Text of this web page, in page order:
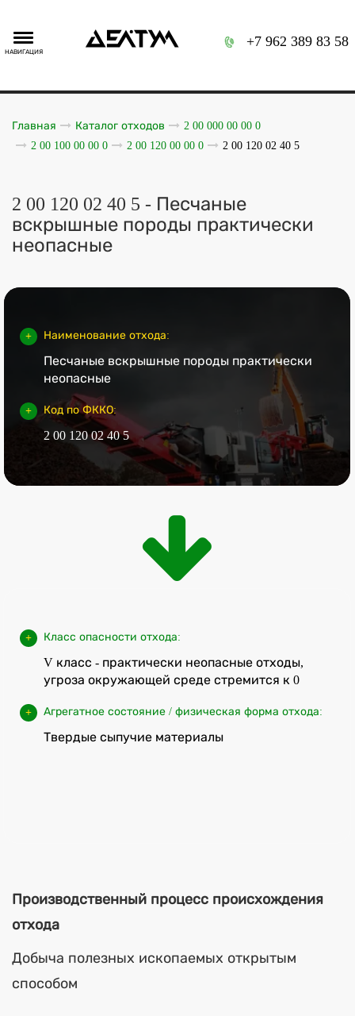
НАВИГАЦИЯ
+7 962 389 83 58
Главная Каталог отходов
2 00 000 00 00 0
2 00 100 00 00 0
2 00 120 00 00 0 2 00 120 02 40 5
2 00 120 02 40 5 - Песчаные
вскрышные породы практически
неопасные
Наименование отхода:
Песчаные вскрышные породы практически
неопасные
Код по ФККО:
2 00 120 02 40 5
Класс опасности отхода:
V класс - практически неопасные отходы,
угроза окружающей среде стремится к 0
Агрегатное состояние / физическая форма отхода:
Твердые сыпучие материалы
Производственный процесс происхождения
отхода
Добыча полезных ископаемых открытым
способом